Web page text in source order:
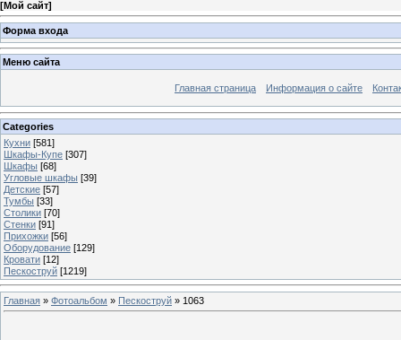
[Мой сайт]
Форма входа
Меню сайта
Главная страница Информация о сайте
Categories
Кухни [581]
Шкафы-Купе [307]
Шкафы [68]
Угловые шкафы [39]
Детские [57]
Тумбы [33]
Столики [70]
Стенки [91]
Прихожки [56]
Оборудование [129]
Кровати [12]
Пескоструй [1219]
Главная » Фотоальбом » Пескоструй » 1063